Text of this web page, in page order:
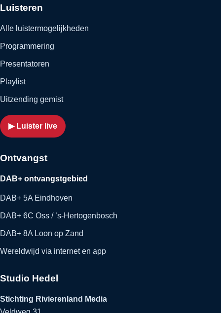
Luisteren
Alle luistermogelijkheden
Programmering
Presentatoren
Playlist
Uitzending gemist
▶ Luister live
Ontvangst
DAB+ ontvangstgebied
DAB+ 5A Eindhoven
DAB+ 6C Oss / ’s-Hertogenbosch
DAB+ 8A Loon op Zand
Wereldwijd via internet en app
Studio Hedel
Stichting Rivierenland Media